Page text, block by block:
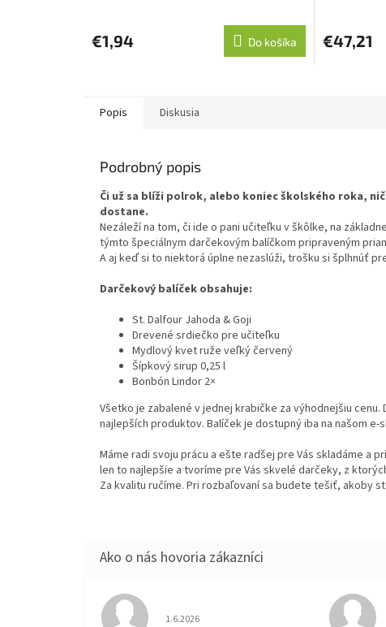
€1,94 Do košíka €47,21
Popis Diskusia
Podrobný popis
Či už sa blíži polrok, alebo koniec školského roka,
dostane.
Nezáleží na tom, či ide o pani učiteľku v škôlke, na
týmto špeciálnym darčekovým balíčkom pripraveným
A aj keď si to niektorá úplne nezaslúži, trošku si šplhnúť
Darčekový balíček obsahuje:
St. Dalfour Jahoda & Goji
Drevené srdiečko pre učiteľku
Mydlový kvet ruže veľký červený
Šípkový sirup 0,25 l
Bonbón Lindor 2×
Všetko je zabalené v jednej krabičke za výhodnejšiu
najlepších produktov. Balíček je dostupný iba na našom e-
Máme radi svoju prácu a ešte radšej pre Vás skladáme a
len to najlepšie a tvoríme pre Vás skvelé darčeky, z
Za kvalitu ručíme. Pri rozbaľovaní sa budete tešiť, akoby
Hodnotenie obchodu je 5 z 5 hviezdičiek.
1.6.2026